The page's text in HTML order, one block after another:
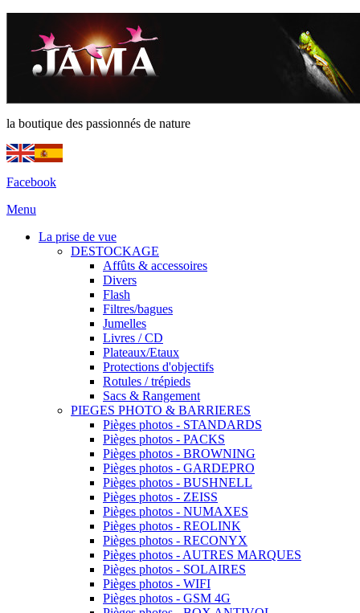
la boutique des passionnés de nature
Facebook
Menu
La prise de vue
DESTOCKAGE
Affûts & accessoires
Divers
Flash
Filtres/bagues
Jumelles
Livres / CD
Plateaux/Etaux
Protections d'objectifs
Rotules / trépieds
Sacs & Rangement
PIEGES PHOTO & BARRIERES
Pièges photos - STANDARDS
Pièges photos - PACKS
Pièges photos - BROWNING
Pièges photos - GARDEPRO
Pièges photos - BUSHNELL
Pièges photos - ZEISS
Pièges photos - NUMAXES
Pièges photos - REOLINK
Pièges photos - RECONYX
Pièges photos - AUTRES MARQUES
Pièges photos - SOLAIRES
Pièges photos - WIFI
Pièges photos - GSM 4G